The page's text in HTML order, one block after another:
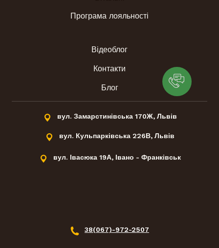
Програма лояльності
Відеоблог
Контакти
Блог
вул. Замарстинівська 170Ж, Львів
вул. Кульпарківська 226В, Львів
вул. Івасюка 19А, Івано - Франківськ
38(067)-972-2507